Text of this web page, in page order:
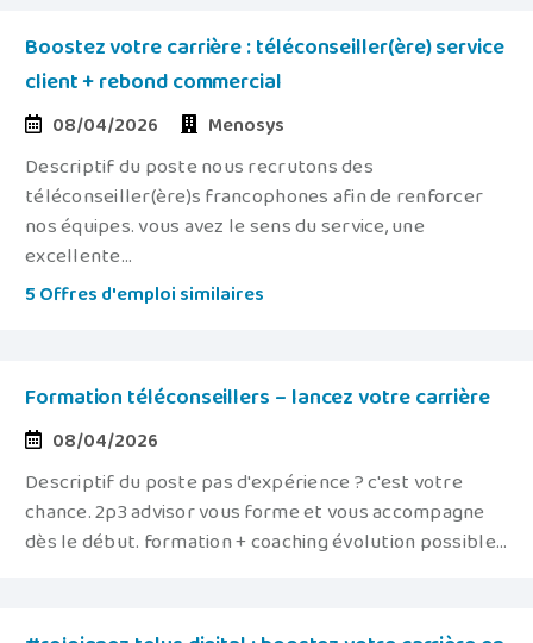
Boostez votre carrière : téléconseiller(ère) service
client + rebond commercial
08/04/2026 Menosys
Descriptif du poste nous recrutons des
téléconseiller(ère)s francophones afin de renforcer
nos équipes. vous avez le sens du service, une
excellente...
5 Offres d'emploi similaires
Formation téléconseillers – lancez votre carrière
08/04/2026
Descriptif du poste pas d'expérience ? c'est votre
chance. 2p3 advisor vous forme et vous accompagne
dès le début. formation + coaching évolution possible...